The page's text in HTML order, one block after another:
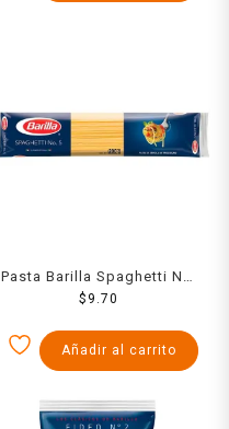
Pasta Barilla Spaghetti No.
5 220 Grs
$ 9.70
Añadir al carrito